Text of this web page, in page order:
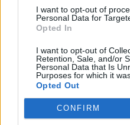
I want to opt-out of
Personal Data for
Opted In
I want to opt-out of
Retention, Sale, and/or
Personal Data that Is
Purposes for which it
Opted Out
CONFIRM
Leonardo Maria Del
in ospedale. Le